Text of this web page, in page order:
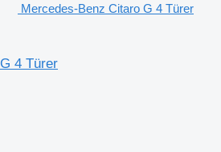
Mercedes-Benz Citaro G 4 Türer
4 Türer